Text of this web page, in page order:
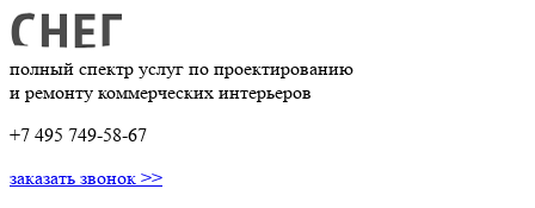
полный спектр услуг по проектированию
и ремонту коммерческих интерьеров
+7 495 749-58-67
заказать звонок >>